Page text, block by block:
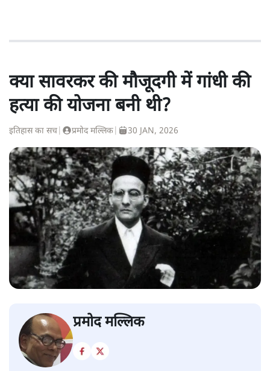
क्या सावरकर की मौजूदगी में गांधी की
हत्या की योजना बनी थी?
इतिहास का सच प्रमोद मल्लिक 30 JAN, 2026
प्रमोद मल्लिक